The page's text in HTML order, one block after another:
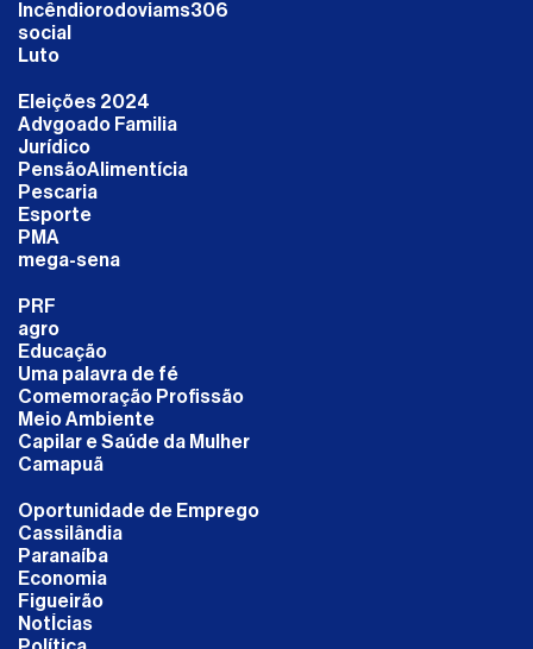
Incêndiorodoviams306
social
Luto
Eleições 2024
Advgoado Familia
Jurídico
PensãoAlimentícia
Pescaria
Esporte
PMA
mega-sena
PRF
agro
Educação
Uma palavra de fé
Comemoração Profissão
Meio Ambiente
Capilar e Saúde da Mulher
Camapuã
Oportunidade de Emprego
Cassilândia
Paranaíba
Economia
Figueirão
NotÍcias